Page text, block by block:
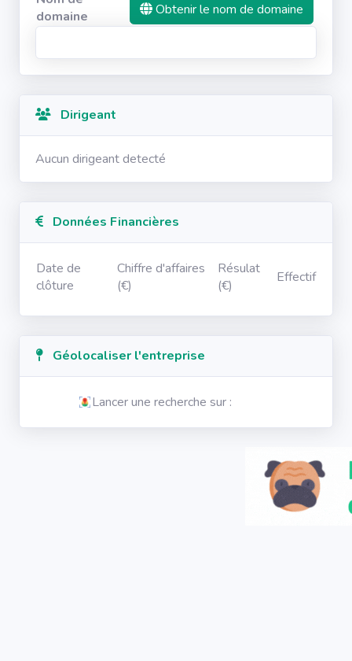
domaine
Obtenir le nom de domaine
Dirigeant
Aucun dirigeant detecté
Données Financières
Date de
clôture
Chiffre d'affaires
(€)
Résulat
(€)
Effectif
Géolocaliser l'entreprise
Lancer une recherche sur :